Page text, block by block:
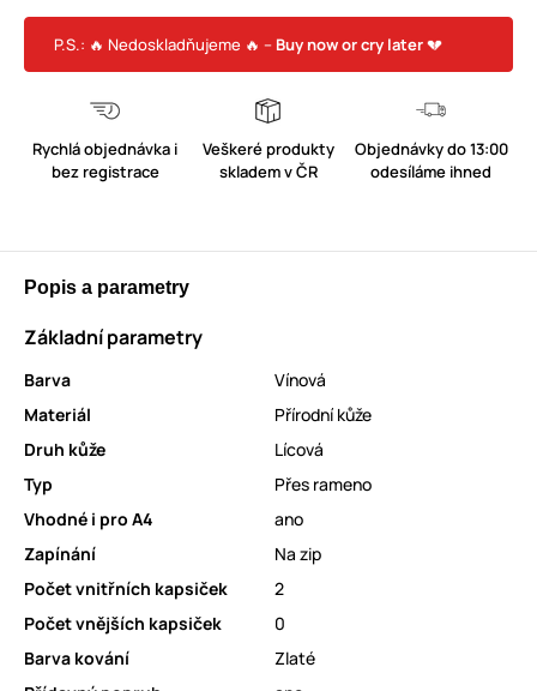
P.S.: 🔥 Nedoskladňujeme 🔥 – Buy now or cry later💔
Rychlá objednávka i
bez registrace
Veškeré produkty
skladem v ČR
Objednávky do 13:00
odesíláme ihned
Popis a parametry
Základní parametry
Barva
Vínová
Materiál
Přírodní kůže
Druh kůže
Lícová
Typ
Přes rameno
Vhodné i pro A4
ano
Zapínání
Na zip
Počet vnitřních kapsiček
2
Počet vnějších kapsiček
0
Barva kování
Zlaté